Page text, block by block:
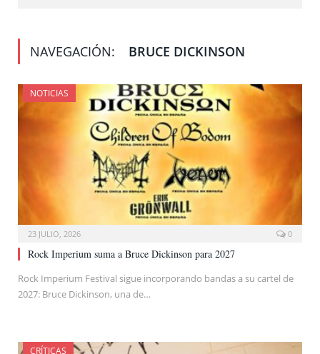
NAVEGACIÓN: BRUCE DICKINSON
NOTICIAS
23 JULIO, 2026 0
Rock Imperium suma a Bruce Dickinson para 2027
Rock Imperium Festival sigue incorporando bandas a su cartel de
2027: Bruce Dickinson, una de…
CRÍTICAS